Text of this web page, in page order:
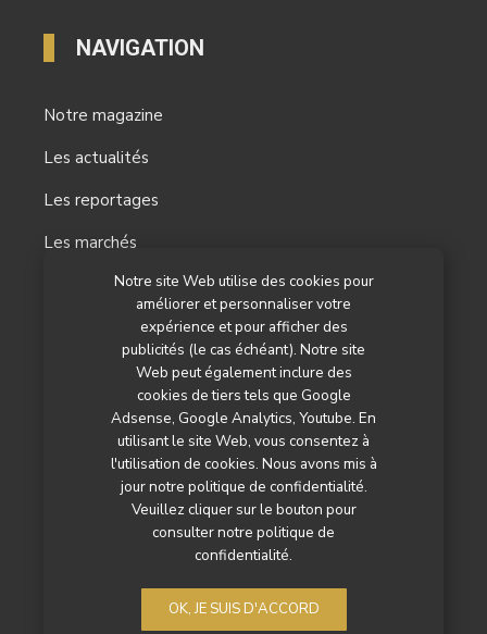
Notre site Web utilise des cookies pour
améliorer et personnaliser votre
expérience et pour afficher des
publicités (le cas échéant). Notre site
Web peut également inclure des
cookies de tiers tels que Google
Adsense, Google Analytics, Youtube. En
utilisant le site Web, vous consentez à
l'utilisation de cookies. Nous avons mis à
jour notre politique de confidentialité.
Veuillez cliquer sur le bouton pour
consulter notre politique de
confidentialité.
OK, JE SUIS D'ACCORD
NAVIGATION
Notre magazine
Les actualités
Les reportages
Les marchés
Nos autres titres
Qui sommes-nous ?
Contactez-nous
Mentions légales
Politique de confidentialité